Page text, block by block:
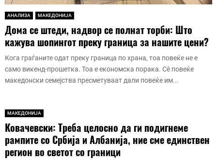
АНАЛИЗА МАКЕДОНИЈА
Дома се штеди, надвор се полнат торби: Што
кажува шопингот преку граница за нашите цени?
Кога граѓаните одат преку граница по храна, тоа повеќе не е
само викенд-прошетка. Тоа е економска порака. Сè повеќе
македонски семејства пресметуваат дали повеќе им...
МАКЕДОНИЈА
Ковачевски: Треба целосно да ги подигнеме
рампите со Србија и Албанија, ние сме единствен
регион во светот со граници